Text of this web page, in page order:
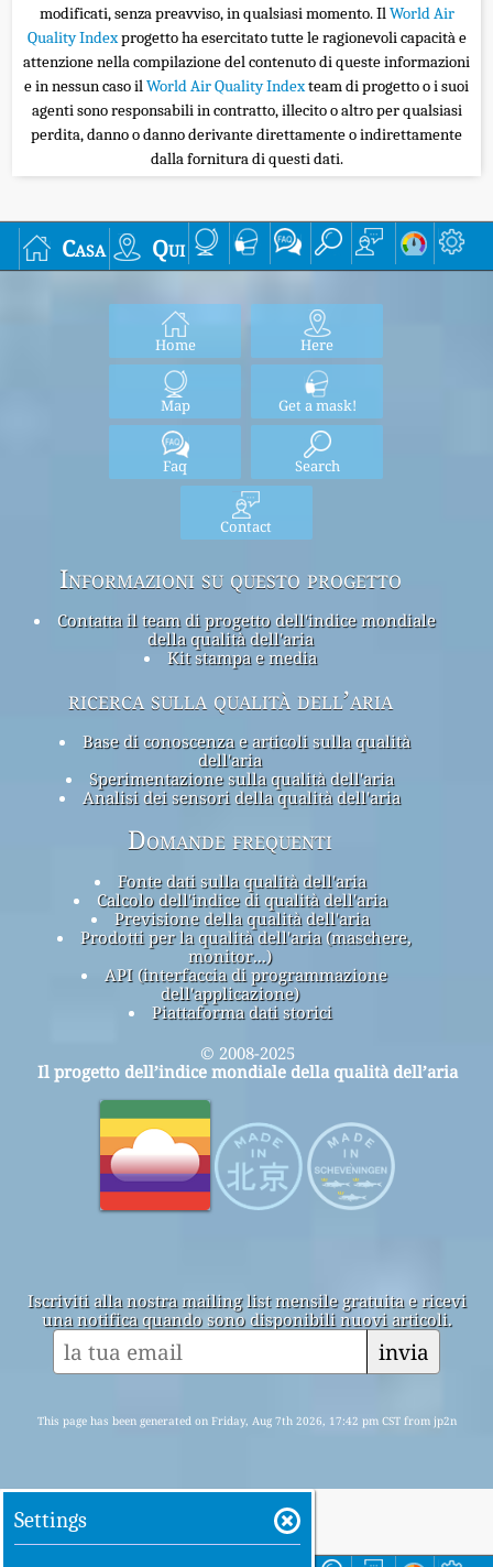
modificati, senza preavviso, in qualsiasi momento. IlWorld Air
Quality Indexprogetto ha esercitato tutte le ragionevoli capacità e
attenzione nella compilazione del contenuto di queste informazioni
e in nessun caso ilWorld Air Quality Indexteam di progetto o i suoi
agenti sono responsabili in contratto, illecito o altro per qualsiasi
perdita, danno o danno derivante direttamente o indirettamente
dalla fornitura di questi dati.
Casa Qui
Home Here
Map Get a mask!
Faq Search
Contact
Informazioni su questo progetto
Contatta il team di progetto dell'indice mondiale
della qualità dell'aria
Kit stampa e media
ricerca sulla qualità dell’aria
Base di conoscenza e articoli sulla qualità
dell'aria
Sperimentazione sulla qualità dell'aria
Analisi dei sensori della qualità dell'aria
Domande frequenti
Fonte dati sulla qualità dell'aria
Calcolo dell'indice di qualità dell'aria
Previsione della qualità dell'aria
Prodotti per la qualità dell'aria (maschere,
monitor...)
API (interfaccia di programmazione
dell'applicazione)
Piattaforma dati storici
© 2008-2025
Il progetto dell’indice mondiale della qualità dell’aria
Iscriviti alla nostra mailing list mensile gratuita e ricevi
una notifica quando sono disponibili nuovi articoli.
invia
This page has been generated on Friday, Aug 7th 2026, 17:42 pm CST from jp2n
Settings